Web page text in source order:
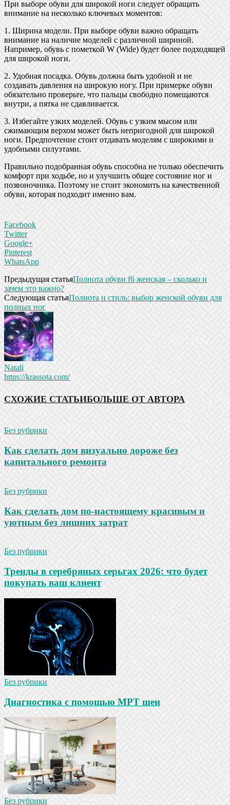
При выборе обуви для широкой ноги следует обращать
внимание на несколько ключевых моментов:
1. Ширина модели. При выборе обуви важно обращать
внимание на наличие моделей с различной шириной.
Например, обувь с пометкой W (Wide) будет более подходящей
для широкой ноги.
2. Удобная посадка. Обувь должна быть удобной и не
создавать давления на широкую ногу. При примерке обуви
обязательно проверьте, что пальцы свободно помещаются
внутри, а пятка не сдавливается.
3. Избегайте узких моделей. Обувь с узким мысом или
сжимающим верхом может быть непригодной для широкой
ноги. Предпочтение стоит отдавать моделям с широкими и
удобными силуэтами.
Правильно подобранная обувь способна не только обеспечить
комфорт при ходьбе, но и улучшить общее состояние ног и
позвоночника. Поэтому не стоит экономить на качественной
обуви, которая подходит именно вам.
Facebook
Twitter
Google+
Pinterest
WhatsApp
Предыдущая статьяПолнота обуви f6 женская – сколько и
зачем это важно?
Следующая статьяПолнота и стиль: выбор женской обуви для
полных ног
Natali
https://krassota.com/
СХОЖИЕ СТАТЬИБОЛЬШЕ ОТ АВТОРА
Без рубрики
Как сделать дом визуально дороже без
капитального ремонта
Без рубрики
Как сделать дом по-настоящему красивым и
уютным без лишних затрат
Без рубрики
Тренды в серебряных серьгах 2026: что будет
покупать ваш клиент
Без рубрики
Диагностика с помощью МРТ шеи
Без рубрики